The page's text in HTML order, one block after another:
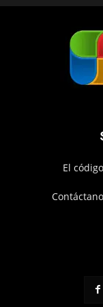
El